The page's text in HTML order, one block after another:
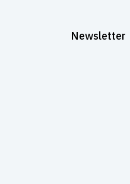
Newsletter